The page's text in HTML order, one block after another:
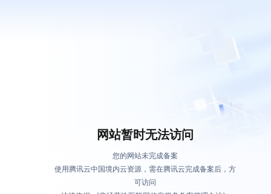
网站暂时无法访问
您的网站未完成备案
使用腾讯云中国境内云资源，需在腾讯云完成备案后，方
可访问